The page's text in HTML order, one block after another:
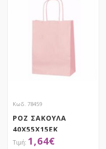
Κωδ. 78459
ΡΟΖ ΣΑΚΟΥΛΑ
40X55X15EK
ΣΤΡΙΦΤΟ ΧΕΡΙ
1,64€